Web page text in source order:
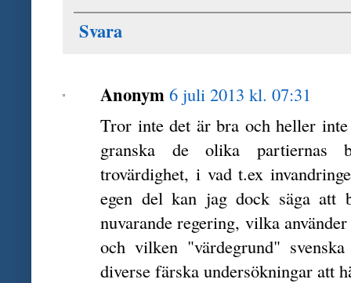
Svara
Anonym 6 juli 2013 kl. 07:31
Tror inte det är bra och heller
granska de olika partiernas
trovärdighet, i vad t.ex
egen del kan jag dock säga att
nuvarande regering, vilka
och vilken "värdegrund"
diverse färska undersökningar att